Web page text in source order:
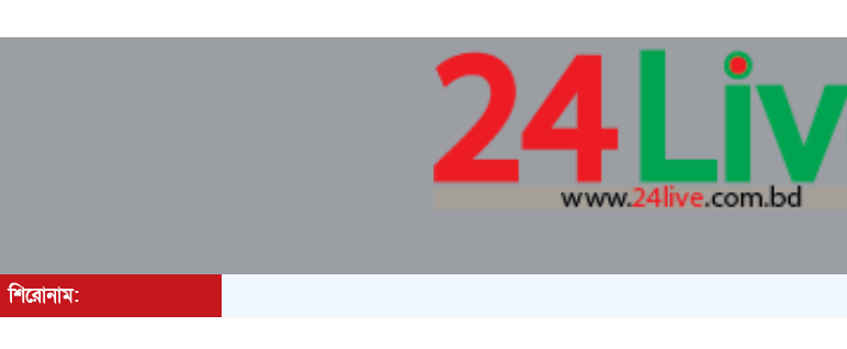
শিরোনাম: